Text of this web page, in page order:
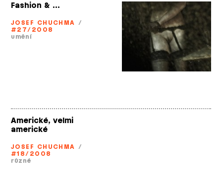
Fashion & …
JOSEF CHUCHMA /
#27/2008
umění
Americké, velmi
americké
JOSEF CHUCHMA /
#18/2008
různé